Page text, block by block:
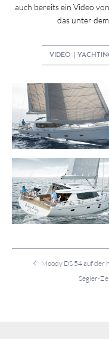
auch bereits ein Video
das unter
VIDEO |